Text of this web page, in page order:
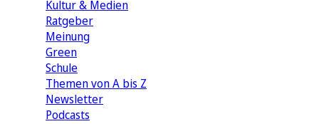
Kultur & Medien
Ratgeber
Meinung
Green
Schule
Themen von A bis Z
Newsletter
Podcasts